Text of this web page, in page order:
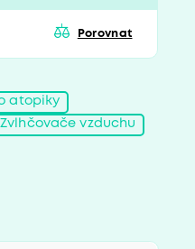
Porovnat
atopiky
Zvlhčovače vzduchu